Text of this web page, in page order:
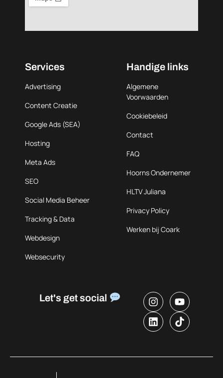
Services
Advertising
Content Creatie
Google Ads (SEA)
Hosting
Meta Ads
SEO
Social Media Beheer
Tracking & Data
Webdesign
Websecurity
Handige links
Algemene
Voorwaarden
Cookiebeleid
Contact
FAQ
Hoorns Ondernemer
HLTV Juliana
Privacy Policy
Werken bij Coark
Let's get social